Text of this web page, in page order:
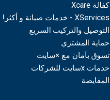
كفالة Xcare
XServices - خدمات صيانة و أكثر!
التوصيل والتركيب السريع
حماية المشتري
تسوق بآمان مع ×سايت
خدمات xسايت للشركات
المقايضة